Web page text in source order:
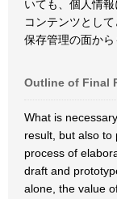
いても、個人情
コンテンツとし
保存管理の面から
Outline of Final
What is
result, but also to
process of
draft and
alone, the value